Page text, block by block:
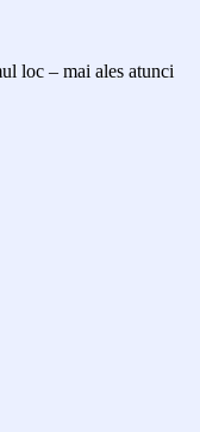
loc – mai ales atunci